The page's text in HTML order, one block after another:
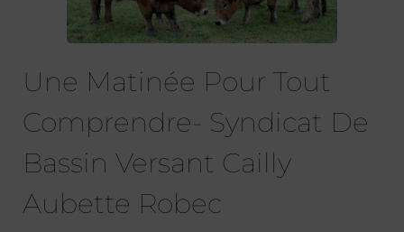
Une Matinée Pour Tout
Comprendre- Syndicat De
Bassin Versant Cailly
Aubette Robec